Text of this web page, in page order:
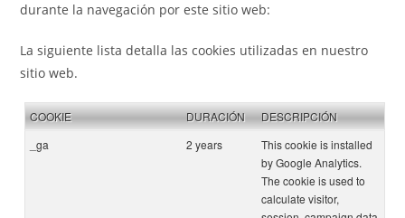
durante la navegación por este sitio web:
La siguiente lista detalla las cookies utilizadas en nuestro
sitio web.
COOKIE DURACIÓN
DESCRIPCIÓN
_ga
2 years
This cookie is installed
by Google Analytics.
The cookie is used to
calculate visitor,